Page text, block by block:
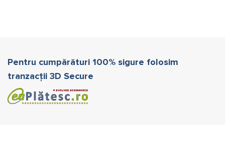
Pentru cumpărături 100% sigure folosim
tranzacții 3D Secure